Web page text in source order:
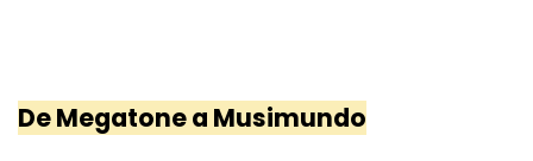
De Megatone a Musimundo